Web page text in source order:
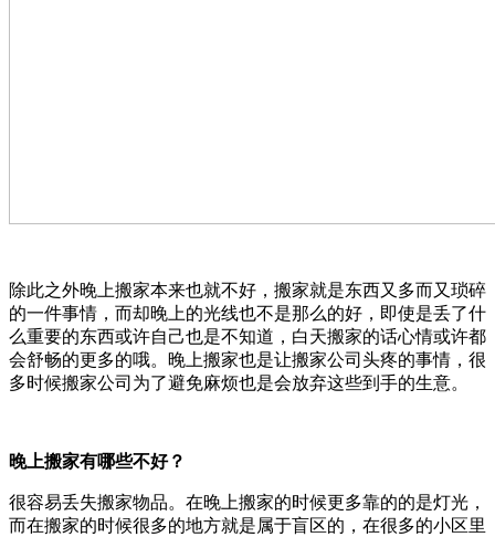
除此之外晚上搬家本来也就不好，搬家就是东西又多而又琐碎
的一件事情，而却晚上的光线也不是那么的好，即使是丢了什
么重要的东西或许自己也是不知道，白天搬家的话心情或许都
会舒畅的更多的哦。晚上搬家也是让搬家公司头疼的事情，很
多时候搬家公司为了避免麻烦也是会放弃这些到手的生意。
晚上搬家有哪些不好？
很容易丢失搬家物品。在晚上搬家的时候更多靠的的是灯光，
而在搬家的时候很多的地方就是属于盲区的，在很多的小区里